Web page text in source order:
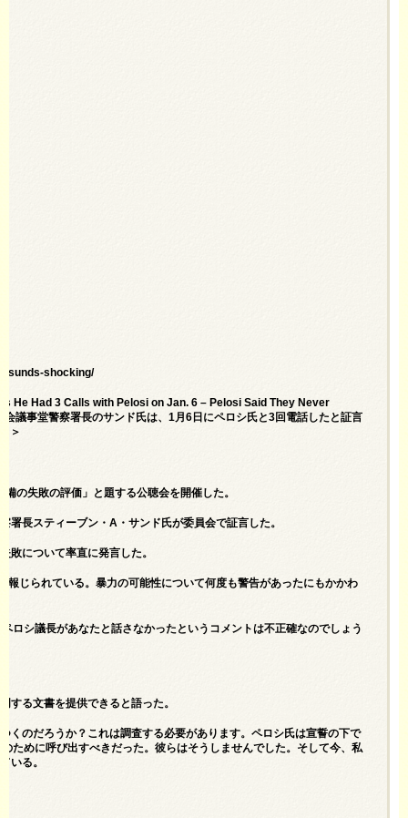
sunds-shocking/
He Had 3 Calls with Pelosi on Jan. 6 – Pelosi Said They Never
議事堂警察署長のサンド氏は、1月6日にペロシ氏と3回電話したと証言
＞
備の失敗の評価」と題する公聴会を開催した。
署長スティーブン・A・サンド氏が委員会で証言した。
敗について率直に発言した。
報じられている。暴力の可能性について何度も警告があったにもかかわ
ロシ議長があなたと話さなかったというコメントは不正確なのでしょう
する文書を提供できると語った。
くのだろうか？これは調査する必要があります。ペロシ氏は宣誓の下で
ために呼び出すべきだった。彼らはそうしませんでした。そして今、私
いる。